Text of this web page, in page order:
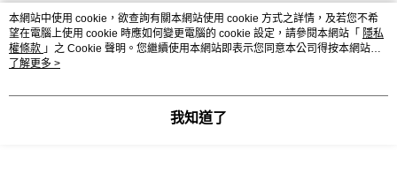
熱門標籤
本網站中使用 cookie，欲查詢有關本網站使用 cookie 方式之詳情，及若您不希
望在電腦上使用 cookie 時應如何變更電腦的 cookie 設定，請參閱本網站「 隱私
權條款 」之 Cookie 聲明。您繼續使用本網站即表示您同意本公司得按本網站使
用條款之 Cookie 聲明使用 cookie。
了解更多 >
我知道了